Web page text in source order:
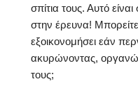
σπίτια τους. Αυτό
στην έρευνα!
εξοικονομήσει εάν
ακυρώνοντας,
τους;